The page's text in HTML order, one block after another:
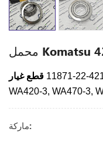
WA420-3, WA470-3,
ماركة: